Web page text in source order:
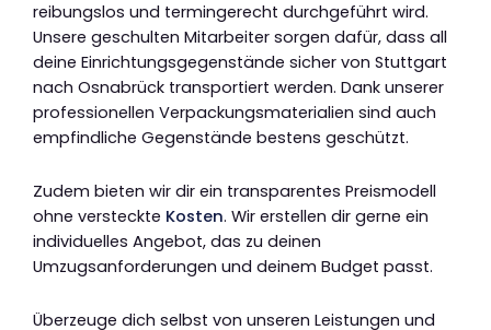
reibungslos und termingerecht durchgeführt wird.
Unsere geschulten Mitarbeiter sorgen dafür, dass all
deine Einrichtungsgegenstände sicher von Stuttgart
nach Osnabrück transportiert werden. Dank unserer
professionellen Verpackungsmaterialien sind auch
empfindliche Gegenstände bestens geschützt.
Zudem bieten wir dir ein transparentes Preismodell
ohne versteckte Kosten. Wir erstellen dir gerne ein
individuelles Angebot, das zu deinen
Umzugsanforderungen und deinem Budget passt.
Überzeuge dich selbst von unseren Leistungen und